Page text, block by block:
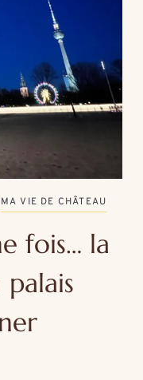
MA VIE DE CHÂTEAU
fois… la
palais